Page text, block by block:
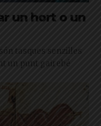
un hort o un
tasques senzilles
un punt gairebé